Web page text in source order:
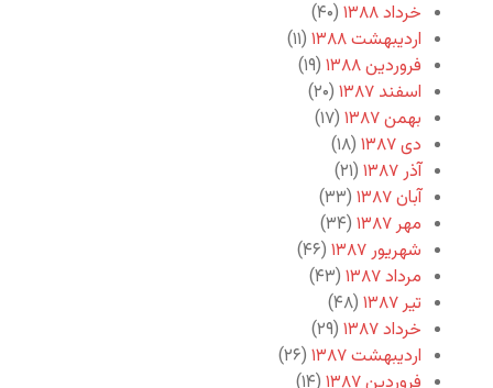
خرداد ۱۳۸۸
(۴۰)
اردیبهشت ۱۳۸۸
(۱۱)
فروردین ۱۳۸۸
(۱۹)
اسفند ۱۳۸۷
(۲۰)
بهمن ۱۳۸۷
(۱۷)
دی ۱۳۸۷
(۱۸)
آذر ۱۳۸۷
(۲۱)
آبان ۱۳۸۷
(۳۳)
مهر ۱۳۸۷
(۳۴)
شهریور ۱۳۸۷
(۴۶)
مرداد ۱۳۸۷
(۴۳)
تیر ۱۳۸۷
(۴۸)
خرداد ۱۳۸۷
(۲۹)
اردیبهشت ۱۳۸۷
(۲۶)